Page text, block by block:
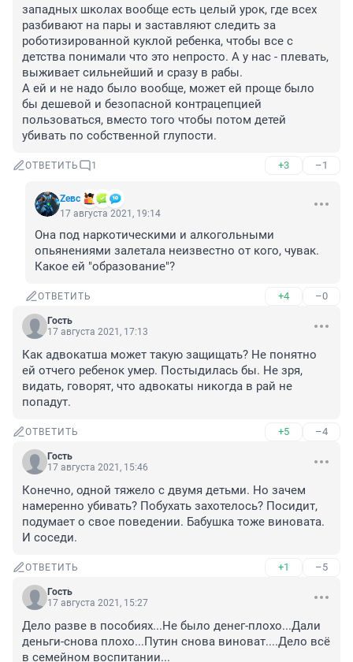
западных школах вообще есть целый урок, где всех
разбивают на пары и заставляют следить за
роботизированной куклой ребенка, чтобы все с
детства понимали что это непросто. А у нас - плевать,
выживает сильнейший и сразу в рабы.
А ей и не надо было вообще, может ей проще было
бы дешевой и безопасной контрацепцией
пользоваться, вместо того чтобы потом детей
убивать по собственной глупости.
ОТВЕТИТЬ 1 +3 –1
Zeвс
17 августа 2021, 19:14
Она под наркотическими и алкогольными
опьянениями залетала неизвестно от кого, чувак.
Какое ей "образование"?
ОТВЕТИТЬ +4 –0
Гость
17 августа 2021, 17:13
Как адвокатша может такую защищать? Не понятно
ей отчего ребенок умер. Постыдилась бы. Не зря,
видать, говорят, что адвокаты никогда в рай не
попадут.
ОТВЕТИТЬ +5 –4
Гость
17 августа 2021, 15:46
Конечно, одной тяжело с двумя детьми. Но зачем
намеренно убивать? Побухать захотелось? Посидит,
подумает о свое поведении. Бабушка тоже виновата.
И соседи.
ОТВЕТИТЬ +1 –5
Гость
17 августа 2021, 15:27
Дело разве в пособиях...Не было денег-плохо...Дали
деньги-снова плохо...Путин снова виноват....Дело всё
в семейном воспитании...